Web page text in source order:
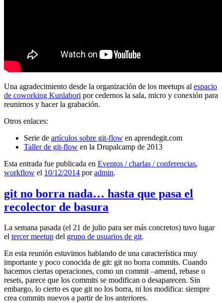
Una agradecimiento desde la organización de los meetups al espacio
de coworking Kunlabori por cedernos la sala, micro y conexión para
reunirnos y hacer la grabación.
Otros enlaces:
Serie de artículos sobre git-flow en aprendegit.com
Taller de git-flow en la Drupalcamp de 2013
Esta entrada fue publicada en Eventos / charlas / conferencias,
workflow el 10/12/2014 poradmin.
git no borra nada… hasta que pasa el
recolector de basura
La semana pasada (el 21 de julio para ser más concretos) tuvo lugar
el tercer meetup del grupo de usuarios de git.
En esta reunión estuvimos hablando de una característica muy
importante y poco conocida de git: git no borra commits. Cuando
hacemos ciertas operaciones, como un commit –amend, rebase o
resets, parece que los commits se modifican o desaparecen. Sin
embargo, lo cierto es que git no los borra, ni los modifica: siempre
crea commits nuevos a partir de los anteriores.